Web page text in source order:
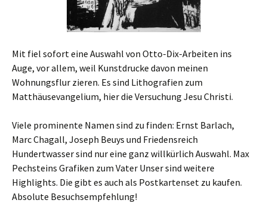
Mit fiel sofort eine Auswahl von Otto-Dix-Arbeiten ins
Auge, vor allem, weil Kunstdrucke davon meinen
Wohnungsflur zieren. Es sind Lithografien zum
Matthäusevangelium, hier die Versuchung Jesu Christi.
Viele prominente Namen sind zu finden: Ernst Barlach,
Marc Chagall, Joseph Beuys und Friedensreich
Hundertwasser sind nur eine ganz willkürlich Auswahl. Max
Pechsteins Grafiken zum Vater Unser sind weitere
Highlights. Die gibt es auch als Postkartenset zu kaufen.
Absolute Besuchsempfehlung!